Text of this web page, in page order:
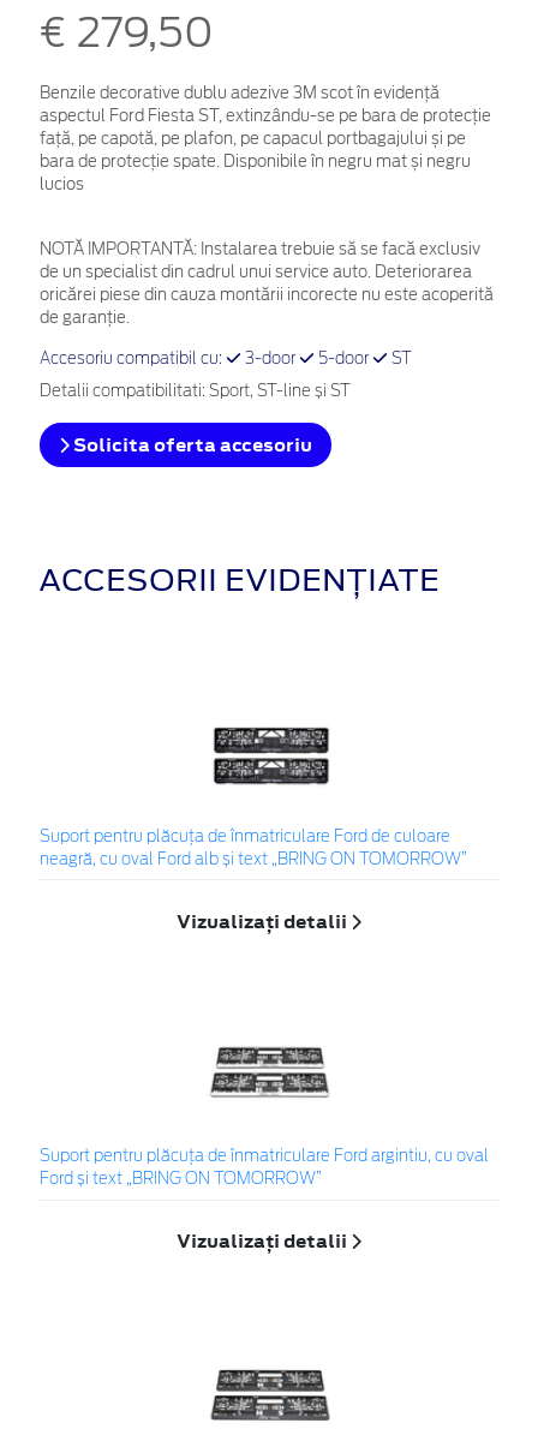
€ 279,50
Benzile decorative dublu adezive 3M scot în evidență
aspectul Ford Fiesta ST, extinzându-se pe bara de protecție
față, pe capotă, pe plafon, pe capacul portbagajului și pe
bara de protecție spate. Disponibile în negru mat și negru
lucios
NOTĂ IMPORTANTĂ: Instalarea trebuie să se facă exclusiv
de un specialist din cadrul unui service auto. Deteriorarea
oricărei piese din cauza montării incorecte nu este acoperită
de garanţie.
Accesoriu compatibil cu: 3-door 5-door ST
Detalii compatibilitati: Sport, ST-line și ST
Solicita oferta accesoriu
ACCESORII EVIDENȚIATE
Suport pentru plăcuța de înmatriculare Ford de culoare
neagră, cu oval Ford alb și text „BRING ON TOMORROW”
Vizualizați detalii
Suport pentru plăcuța de înmatriculare Ford argintiu, cu oval
Ford și text „BRING ON TOMORROW”
Vizualizați detalii